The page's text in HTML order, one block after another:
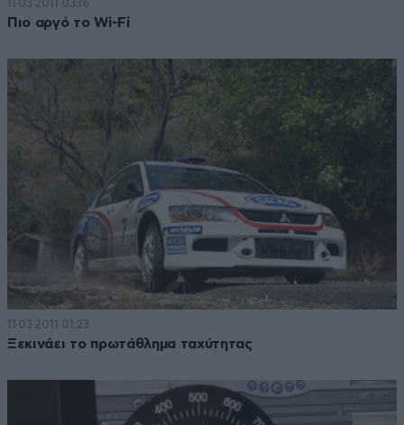
11·03·2011 03:16
Πιο αργό το Wi-Fi
11·03·2011 01:23
Ξεκινάει το πρωτάθλημα ταχύτητας